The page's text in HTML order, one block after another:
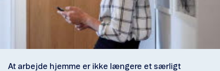
At arbejde hjemme er ikke længere et særligt